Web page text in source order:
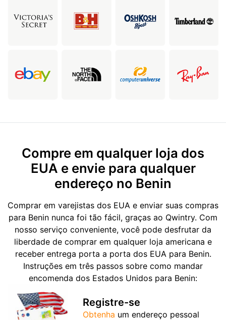
Compre em qualquer loja dos
EUA e envie para qualquer
endereço no Benin
Comprar em varejistas dos EUA e enviar suas compras
para Benin nunca foi tão fácil, graças ao Qwintry. Com
nosso serviço conveniente, você pode desfrutar da
liberdade de comprar em qualquer loja americana e
receber entrega porta a porta dos EUA para Benin.
Instruções em três passos sobre como mandar
encomenda dos Estados Unidos para Benin:
Registre-se
Obtenha um endereço pessoal